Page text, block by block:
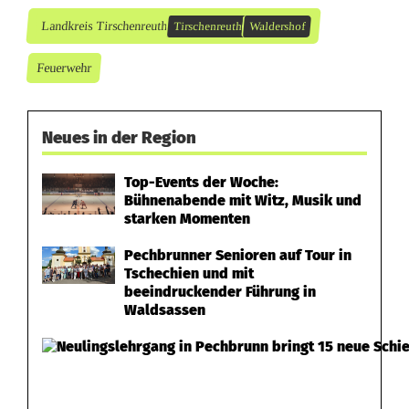
n
e
V
e
Landkreis Tirschenreuth Tirschenreuth Waldershof
Feuerwehr
Neues in der Region
Top-Events der Woche:
Bühnenabende mit Witz, Musik und
starken Momenten
Pechbrunner Senioren auf Tour in
Tschechien und mit
beeindruckender Führung in
Waldsassen